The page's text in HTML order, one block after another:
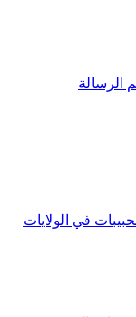
الرسالة
في الولايات